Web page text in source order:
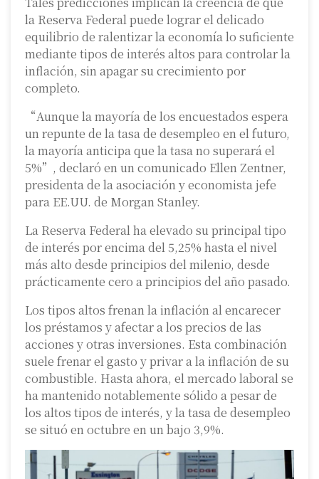
la Reserva Federal puede lograr el delicado
equilibrio de ralentizar la economía lo suficiente
mediante tipos de interés altos para controlar la
inflación, sin apagar su crecimiento por
completo.
“Aunque la mayoría de los encuestados espera
un repunte de la tasa de desempleo en el futuro,
la mayoría anticipa que la tasa no superará el
5%”, declaró en un comunicado Ellen Zentner,
presidenta de la asociación y economista jefe
para EE.UU. de Morgan Stanley.
La Reserva Federal ha elevado su principal tipo
de interés por encima del 5,25% hasta el nivel
más alto desde principios del milenio, desde
prácticamente cero a principios del año pasado.
Los tipos altos frenan la inflación al encarecer
los préstamos y afectar a los precios de las
acciones y otras inversiones. Esta combinación
suele frenar el gasto y privar a la inflación de su
combustible. Hasta ahora, el mercado laboral se
ha mantenido notablemente sólido a pesar de
los altos tipos de interés, y la tasa de desempleo
se situó en octubre en un bajo 3,9%.